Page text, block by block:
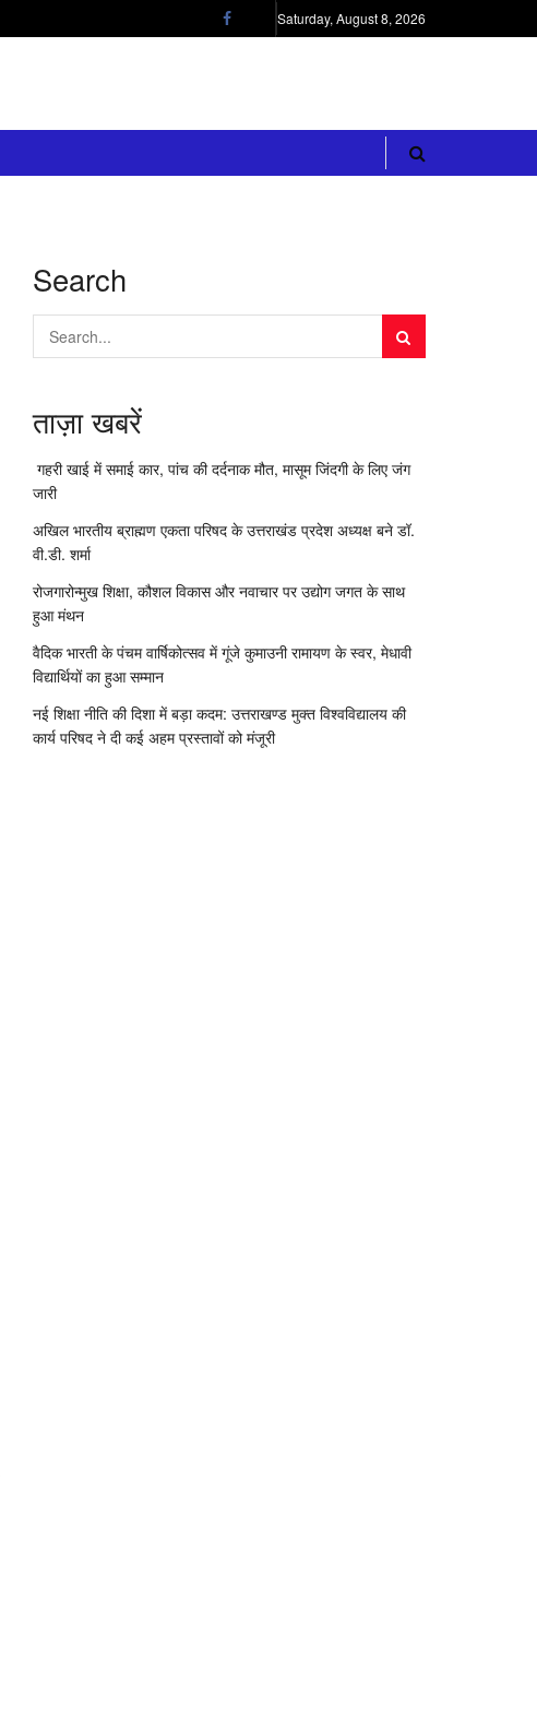
Saturday, August 8, 2026
Search
ताज़ा खबरें
गहरी खाई में समाई कार, पांच की दर्दनाक मौत, मासूम जिंदगी के लिए जंग
जारी
अखिल भारतीय ब्राह्मण एकता परिषद के उत्तराखंड प्रदेश अध्यक्ष बने डॉ.
वी.डी. शर्मा
रोजगारोन्मुख शिक्षा, कौशल विकास और नवाचार पर उद्योग जगत के साथ
हुआ मंथन
वैदिक भारती के पंचम वार्षिकोत्सव में गूंजे कुमाउनी रामायण के स्वर, मेधावी
विद्यार्थियों का हुआ सम्मान
नई शिक्षा नीति की दिशा में बड़ा कदम: उत्तराखण्ड मुक्त विश्वविद्यालय की
कार्य परिषद ने दी कई अहम प्रस्तावों को मंजूरी